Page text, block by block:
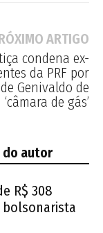
ARTIGO
condena ex-
da PRF por
Genivaldo de
de gás’
do autor
R$ 308